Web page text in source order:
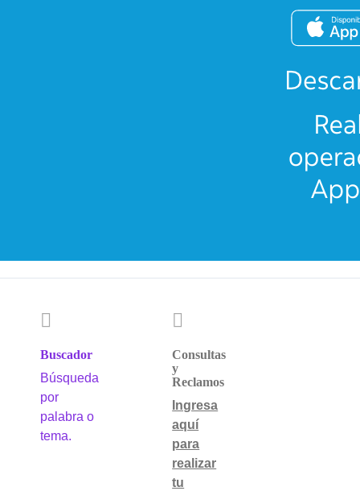
Buscador
Búsqueda
por
palabra o
tema.
Consultas
y
Reclamos
Ingresa
aquí
para
realizar
tu